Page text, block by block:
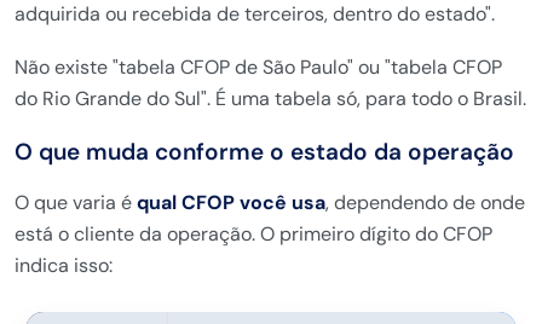
adquirida ou recebida de terceiros, dentro do estado".
Não existe "tabela CFOP de São Paulo" ou "tabela CFOP
do Rio Grande do Sul". É uma tabela só, para todo o Brasil.
O que muda conforme o estado da operação
O que varia équal CFOP você usa, dependendo de onde
está o cliente da operação. O primeiro dígito do CFOP
indica isso: